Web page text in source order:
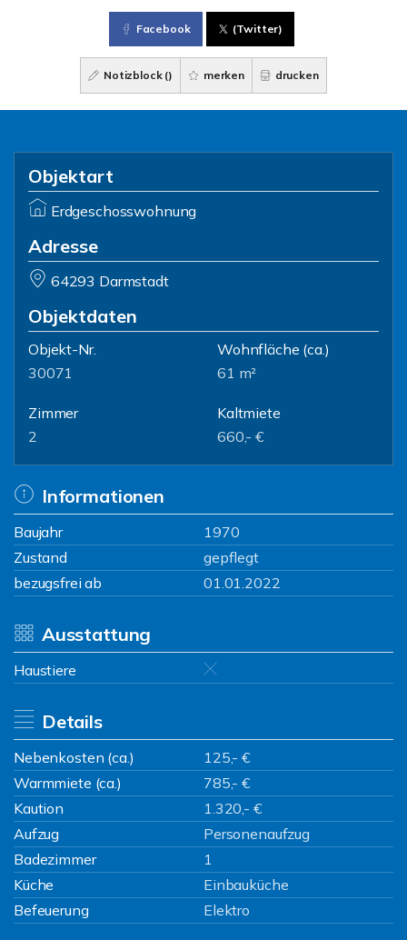
Facebook (Twitter)
Notizblock () merken drucken
Objektart
Erdgeschosswohnung
Adresse
64293 Darmstadt
Objektdaten
Objekt-Nr.
30071
Wohnfläche (ca.)
61 m²
Zimmer
2
Kaltmiete
660,- €
Informationen
Baujahr
1970
Zustand
gepflegt
bezugsfrei ab
01.01.2022
Ausstattung
Haustiere
Details
Nebenkosten (ca.)
125,- €
Warmmiete (ca.)
785,- €
Kaution
1.320,- €
Aufzug
Personenaufzug
Badezimmer
1
Küche
Einbauküche
Befeuerung
Elektro